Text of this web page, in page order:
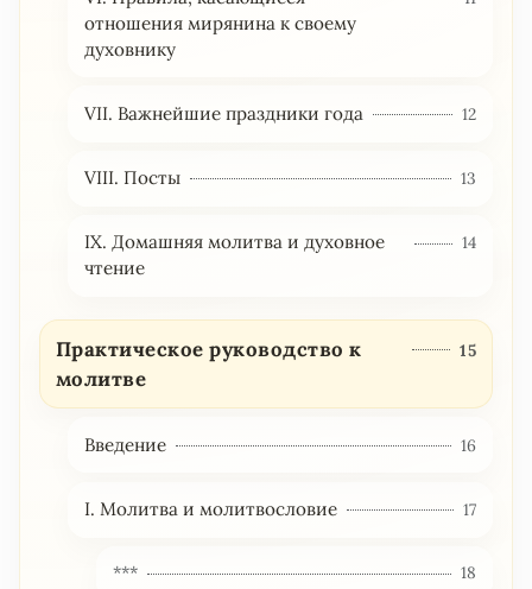
отношения мирянина к своему
духовнику
VII. Важнейшие праздники года 12
VIII. Посты 13
IX. Домашняя молитва и духовное
чтение
14
Практическое руководство к
молитве
15
Введение 16
I. Молитва и молитвословие 17
*** 18